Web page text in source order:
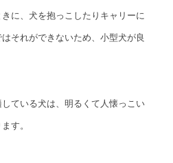
に、犬を抱っこしたりキャリーに
それができないため、小型犬が良
ている犬は、明るくて人懐っこい
す。